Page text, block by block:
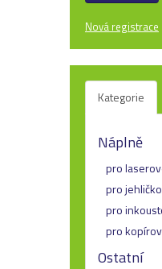
Nová registrace
Kategorie
Náplně
pro
pro
pro
pro
Ostatní